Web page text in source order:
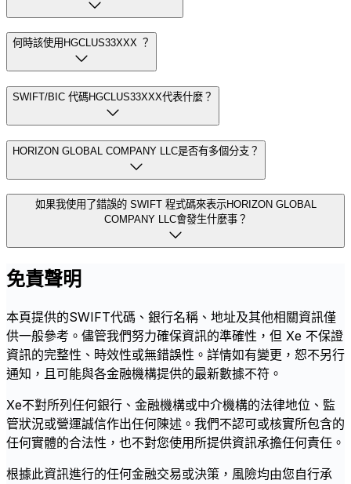
何時該使用HGCLUS33XXX ？
SWIFT/BIC 代碼HGCLUS33XXX代表什麼？
HORIZON GLOBAL COMPANY LLC是否有多個分支？
如果我使用了錯誤的 SWIFT 程式碼來表示HORIZON GLOBAL
COMPANY LLC會發生什麼事？
免責聲明
本頁提供的SWIFT代碼、銀行名稱、地址及其他相關資訊僅
供一般參考。儘管我們努力確保資訊的準確性，但 Xe 不保證
資訊的完整性、時效性或無錯誤性。詳情如有變更，恕不另行
通知，且可能與各金融機構提供的最新數據不符。
Xe不對所列任何銀行、金融機構或中介機構的法律地位、監
管狀況或營運誠信作出任何陳述。我們不認可或核實所包含的
任何實體的合法性，也不對您使用所提供資訊承擔任何責任。
根據此資訊進行的任何金融交易或決策，風險均由您自行承